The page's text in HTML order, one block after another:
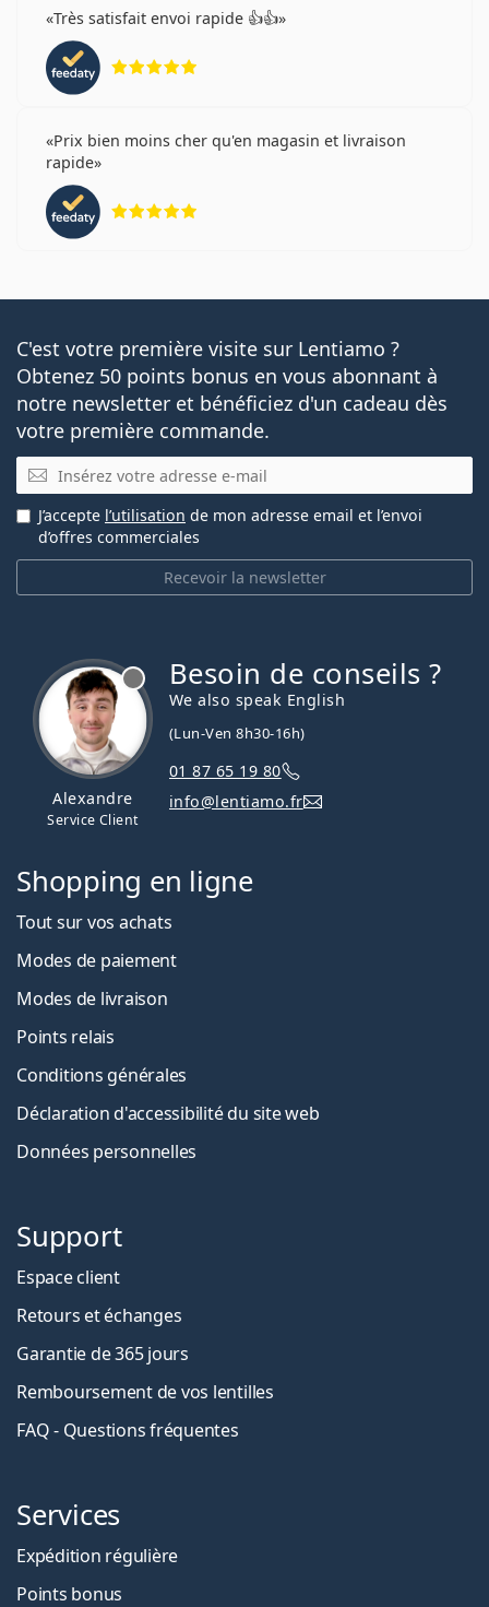
Très satisfait envoi rapide 👍👍
Prix bien moins cher qu'en magasin et livraison
rapide
C'est votre première visite sur Lentiamo ?
Obtenez 50 points bonus en vous abonnant à
notre newsletter et bénéficiez d'un cadeau dès
votre première commande.
E-mail
Recevoir la newsletter
J’accepte l’utilisation de mon adresse email et l’envoi
d’offres commerciales
Alexandre
Service Client
Besoin de conseils ?
We also speak English
(Lun-Ven 8h30-16h)
01 87 65 19 80
info@lentiamo.fr
Shopping en ligne
Tout sur vos achats
Modes de paiement
Modes de livraison
Points relais
Conditions générales
Déclaration d'accessibilité du site web
Données personnelles
Support
Espace client
Retours et échanges
Garantie de 365 jours
Remboursement de vos lentilles
FAQ - Questions fréquentes
Services
Expédition régulière
Points bonus